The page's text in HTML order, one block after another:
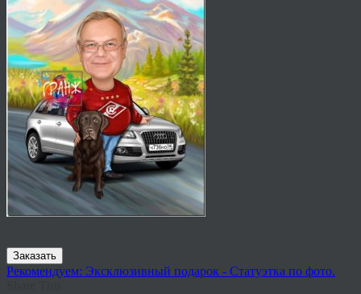
Заказать
Рекомендуем: Эксклюзивный подарок - Статуэтка по фото.